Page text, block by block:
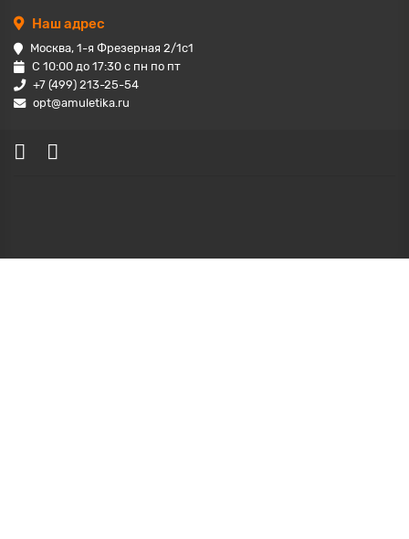
Наш адрес
Москва, 1-я Фрезерная 2/1с1
С 10:00 до 17:30 с пн по пт
+7 (499) 213-25-54
opt@amuletika.ru